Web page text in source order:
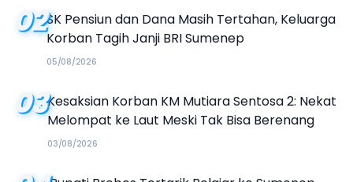
02SK Pensiun dan Dana Masih Tertahan, Keluarga
Korban Tagih Janji BRI Sumenep
05/08/2026
03Kesaksian Korban KM Mutiara Sentosa 2: Nekat
Melompat ke Laut Meski Tak Bisa Berenang
03/08/2026